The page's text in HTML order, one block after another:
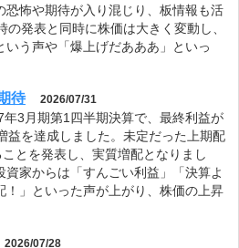
恐怖や期待が入り混じり、板情報も活
発表と同時に株価は大きく変動し、
いう声や「爆上げだあああ」といっ
待 2026/07/31
3月期第1四半期決算で、最終利益が
益を達成しました。未定だった上期配
とを発表し、実質増配となりまし
家からは「すんごい利益」「決算よ
！」といった声が上がり、株価の上昇
2026/07/28